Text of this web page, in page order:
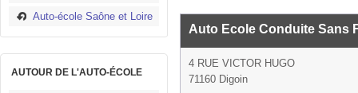
Auto-école Saône et Loire
AUTOUR DE L'AUTO-ÉCOLE
Auto Ecole Conduite Sans
4 RUE VICTOR HUGO
71160 Digoin